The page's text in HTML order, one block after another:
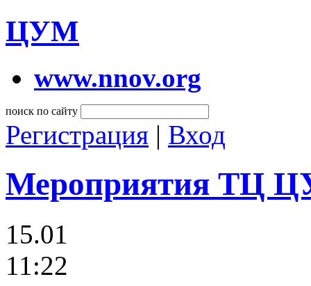
ЦУМ
www.nnov.org
поиск по сайту
Регистрация | Вход
Мероприятия ТЦ
15.01
11:22